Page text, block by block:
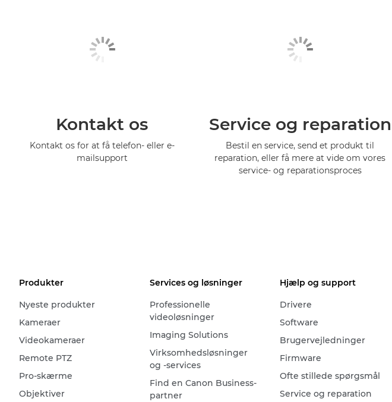
Kontakt os
Kontakt os for at få telefon- eller e-
mailsupport
Service og reparation
Bestil en service, send et produkt til
reparation, eller få mere at vide om vores
service- og reparationsproces
Produkter
Nyeste produkter
Kameraer
Videokameraer
Remote PTZ
Pro-skærme
Objektiver
Services og løsninger
Professionelle
videoløsninger
Imaging Solutions
Virksomhedsløsninger
og -services
Find en Canon Business-
partner
Hjælp og support
Drivere
Software
Brugervejledninger
Firmware
Ofte stillede spørgsmål
Service og reparation